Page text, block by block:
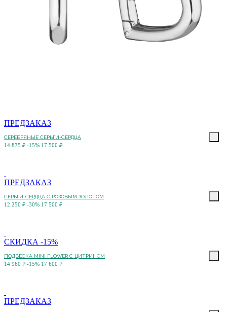
ПРЕДЗАКАЗ
СЕРЕБРЯНЫЕ СЕРЬГИ-СЕРДЦА
14 875 ₽ -15% 17 500 ₽
ПРЕДЗАКАЗ
СЕРЬГИ-СЕРДЦА С РОЗОВЫМ ЗОЛОТОМ
12 250 ₽ -30% 17 500 ₽
СКИДКА -15%
ПОДВЕСКА MINI FLOWER С ЦИТРИНОМ
14 960 ₽ -15% 17 600 ₽
ПРЕДЗАКАЗ